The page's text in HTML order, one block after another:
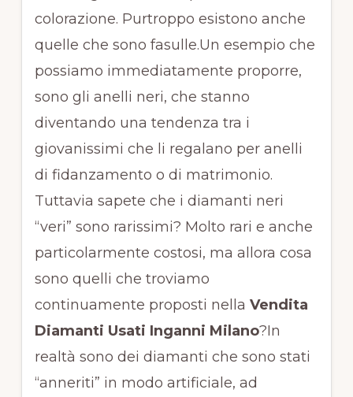
colorazione. Purtroppo esistono anche
quelle che sono fasulle.Un esempio che
possiamo immediatamente proporre,
sono gli anelli neri, che stanno
diventando una tendenza tra i
giovanissimi che li regalano per anelli
di fidanzamento o di matrimonio.
Tuttavia sapete che i diamanti neri
“veri” sono rarissimi? Molto rari e anche
particolarmente costosi, ma allora cosa
sono quelli che troviamo
continuamente proposti nella Vendita
Diamanti Usati Inganni Milano?In
realtà sono dei diamanti che sono stati
“anneriti” in modo artificiale, ad